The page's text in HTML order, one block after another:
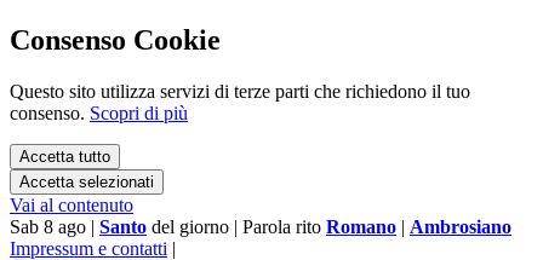
Consenso Cookie
Questo sito utilizza servizi di terze parti che richiedono il tuo
consenso. Scopri di più
Accetta tutto
Accetta selezionati
Vai al contenuto
Sab 8 ago | Santo del giorno | Parola rito Romano | Ambrosiano
Impressum e contatti |